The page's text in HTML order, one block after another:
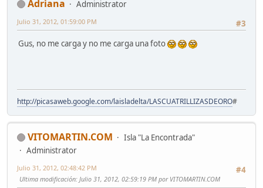
Adriana
Administrator
#3
Julio 31, 2012, 01:59:00 PM
Gus, no me carga y no me carga una foto
http://picasaweb.google.com/laisladelta/LASCUATRILLIZASDEORO#
VITOMARTIN.COM
Isla "La Encontrada"
Administrator
#4
Julio 31, 2012, 02:48:42 PM
Ultima modificación: Julio 31, 2012, 02:59:19 PM por VITOMARTIN.COM